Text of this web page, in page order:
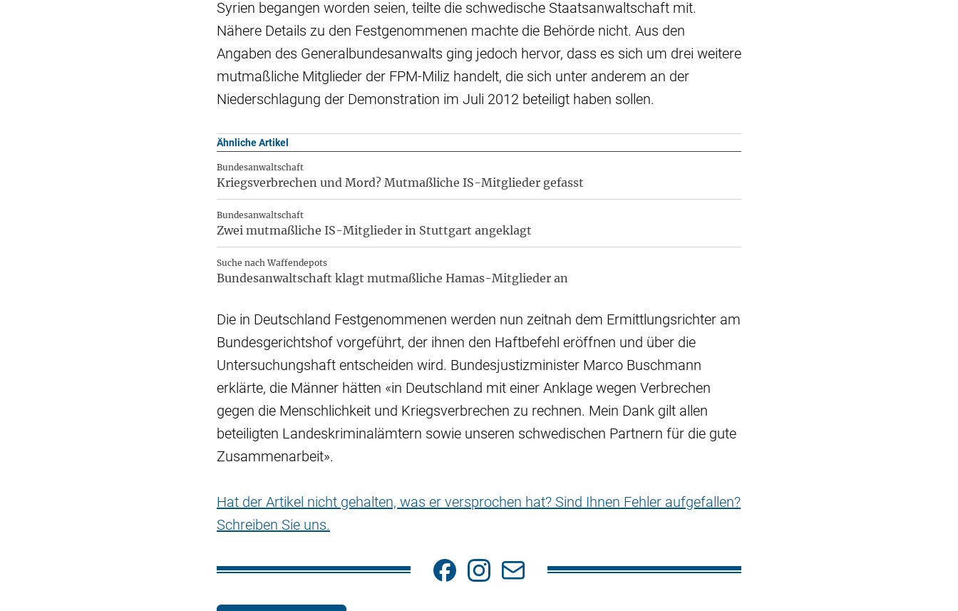
Syrien begangen worden seien, teilte die schwedische Staatsanwaltschaft mit.
Nähere Details zu den Festgenommenen machte die Behörde nicht. Aus den
Angaben des Generalbundesanwalts ging jedoch hervor, dass es sich um drei weitere
mutmaßliche Mitglieder der FPM-Miliz handelt, die sich unter anderem an der
Niederschlagung der Demonstration im Juli 2012 beteiligt haben sollen.
Ähnliche Artikel
Bundesanwaltschaft
Kriegsverbrechen und Mord? Mutmaßliche IS-Mitglieder gefasst
Bundesanwaltschaft
Zwei mutmaßliche IS-Mitglieder in Stuttgart angeklagt
Suche nach Waffendepots
Bundesanwaltschaft klagt mutmaßliche Hamas-Mitglieder an
Die in Deutschland Festgenommenen werden nun zeitnah dem Ermittlungsrichter am
Bundesgerichtshof vorgeführt, der ihnen den Haftbefehl eröffnen und über die
Untersuchungshaft entscheiden wird. Bundesjustizminister Marco Buschmann
erklärte, die Männer hätten «in Deutschland mit einer Anklage wegen Verbrechen
gegen die Menschlichkeit und Kriegsverbrechen zu rechnen. Mein Dank gilt allen
beteiligten Landeskriminalämtern sowie unseren schwedischen Partnern für die gute
Zusammenarbeit».
Hat der Artikel nicht gehalten, was er versprochen hat? Sind Ihnen Fehler aufgefallen?
Schreiben Sie uns.